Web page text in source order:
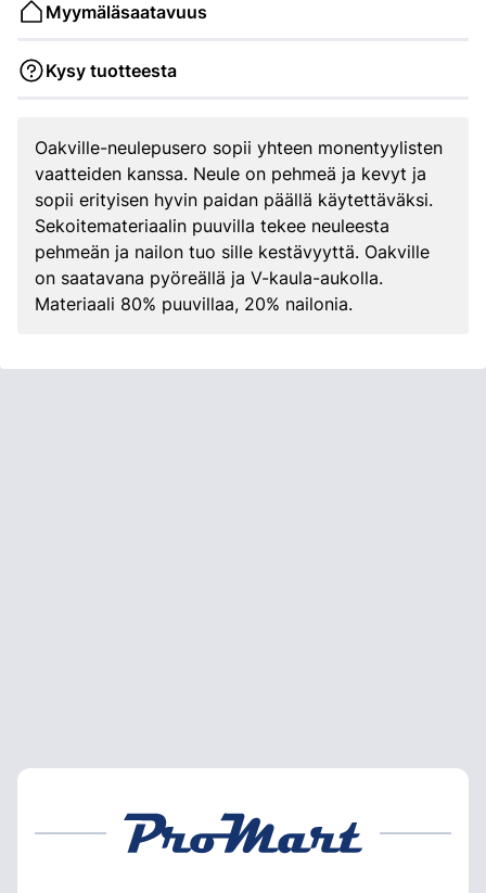
Myymäläsaatavuus
Kysy tuotteesta
Oakville-neulepusero sopii yhteen monentyylisten
vaatteiden kanssa. Neule on pehmeä ja kevyt ja
sopii erityisen hyvin paidan päällä käytettäväksi.
Sekoitemateriaalin puuvilla tekee neuleesta
pehmeän ja nailon tuo sille kestävyyttä. Oakville
on saatavana pyöreällä ja V-kaula-aukolla.
Materiaali 80% puuvillaa, 20% nailonia.